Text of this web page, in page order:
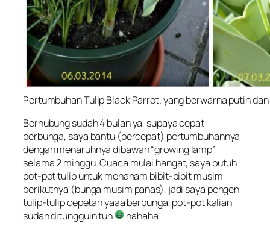
Pertumbuhan Tulip Black Parrot. yang berwarna putih
Berhubung sudah 4 bulan ya, supaya cepat
berbunga, saya bantu (percepat) pertumbuhannya
dengan menaruhnya dibawah “growing lamp”
selama 2 minggu. Cuaca mulai hangat, saya butuh
pot-pot tulip untuk menanam bibit-bibit musim
berikutnya (bunga musim panas), jadi saya pengen
tulip-tulip cepetan yaaa berbunga, pot-pot kalian
sudah ditungguin tuh
hahaha.